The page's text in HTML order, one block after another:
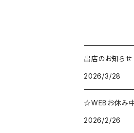
出店のお知らせ
2026/3/28
☆WEBお休み
2026/2/26